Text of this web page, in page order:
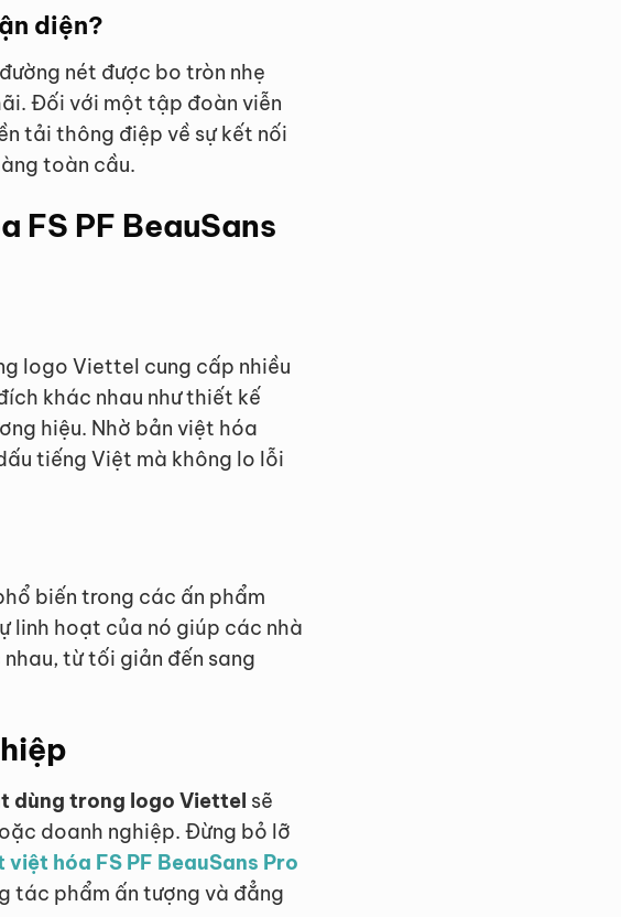
diện?
nét được bo tròn nhẹ
Đối với một tập đoàn viễn
tải thông điệp về sự kết nối
toàn cầu.
FS PF BeauSans
logo Viettel cung cấp nhiều
khác nhau như thiết kế
hiệu. Nhờ bản việt hóa
tiếng Việt mà không lo lỗi
biến trong các ấn phẩm
linh hoạt của nó giúp các nhà
từ tối giản đến sang
dùng trong logo Viettel sẽ
doanh nghiệp. Đừng bỏ lỡ
hóa FS PF BeauSans Pro
tác phẩm ấn tượng và đẳng